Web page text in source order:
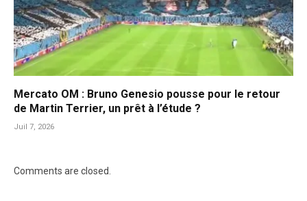
Mercato OM : Bruno Genesio pousse pour le retour
de Martin Terrier, un prêt à l’étude ?
Juil 7, 2026
Comments are closed.